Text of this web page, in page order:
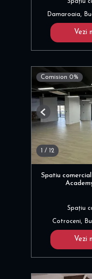
Spațiu
Damaroaia,
Vezi
Comision 0%
/ 12
Previous
Spatiu
Spațiu
Cotroceni,
Vezi